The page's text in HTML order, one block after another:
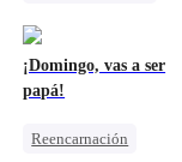
¡Domingo, vas a ser
papá!
Reencarnación